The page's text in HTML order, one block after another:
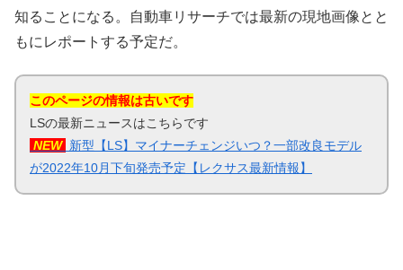
知ることになる。自動車リサーチでは最新の現地画像とと
もにレポートする予定だ。
このページの情報は古いです
LSの最新ニュースはこちらです
NEW 新型【LS】マイナーチェンジいつ？一部改良モデル
が2022年10月下旬発売予定【レクサス最新情報】